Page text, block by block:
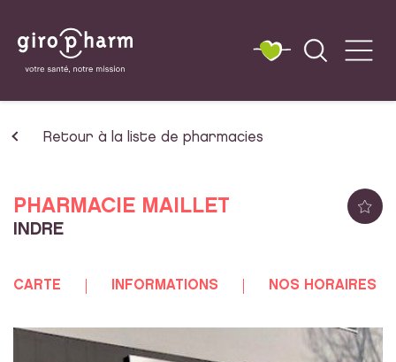
Retour à la liste de pharmacies
PHARMACIE MAILLET
INDRE
CARTE INFORMATIONS NOS HORAIRES